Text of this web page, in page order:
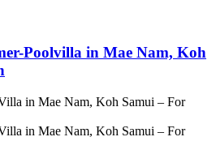
Poolvilla in Mae Nam, Koh